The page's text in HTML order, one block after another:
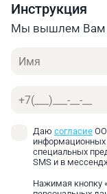
Конус
Морзе
L,
мм
МТ6
Основные
при работе в
нагрузок
Возможность
применения
Инструкция
Мы вышлем Вам
Имя
Телефон
Даю согласие
информационных
специальных
SMS и в
Нажимая кнопку